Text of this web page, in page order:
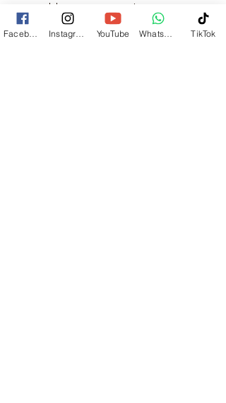
traccia del nostro cammino. Impareremo a
riconoscere i segnali sottili, quei sussurri
discreti ma costanti attraverso cui le
YouTube TikTok